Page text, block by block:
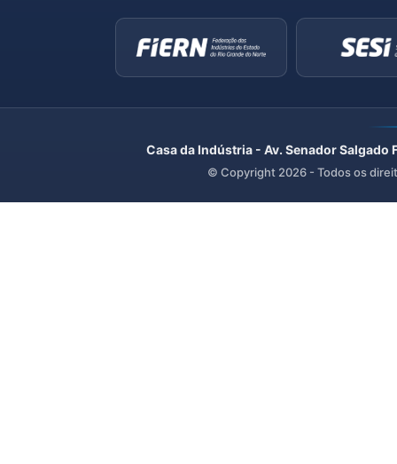
Casa da Indústria - Av. Senador
© Copyright 2026 - Todos os